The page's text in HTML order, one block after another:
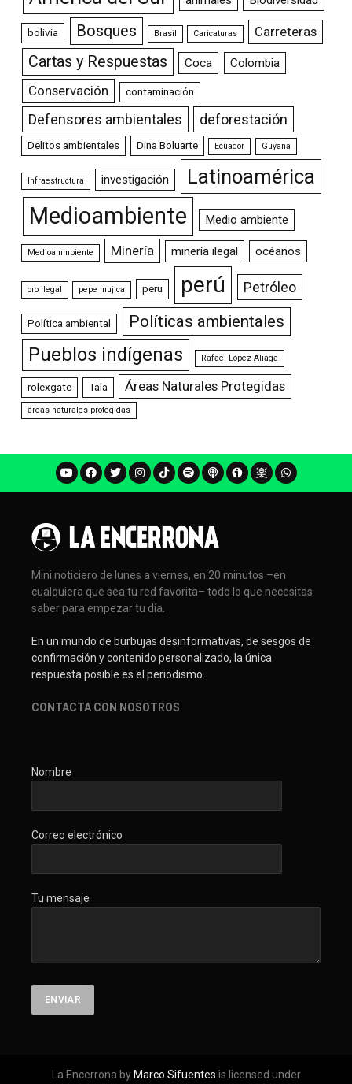
bolivia Bosques Brasil Caricaturas Carreteras
Cartas y Respuestas Coca Colombia
Conservación contaminación
Defensores ambientales deforestación
Delitos ambientales Dina Boluarte Ecuador Guyana
Infraestructura investigación Latinoamérica
Medioambiente Medio ambiente
Medioammbiente Minería minería ilegal océanos
oro ilegal pepe mujica peru perú Petróleo
Política ambiental Políticas ambientales
Pueblos indígenas Rafael López Aliaga
rolexgate Tala Áreas Naturales Protegidas
áreas naturales protegidas
Mini noticiero de lunes a viernes, en 20 minutos –en
cualquiera que sea tu red favorita– todo lo que necesitas
saber para empezar tu día.
En un mundo de burbujas desinformativas, de sesgos de
confirmación y contenido personalizado, la única
respuesta posible es el periodismo.
CONTACTA CON NOSOTROS
Nombre
Correo electrónico
Tu mensaje
La Encerrona by Marco Sifuentes is licensed under